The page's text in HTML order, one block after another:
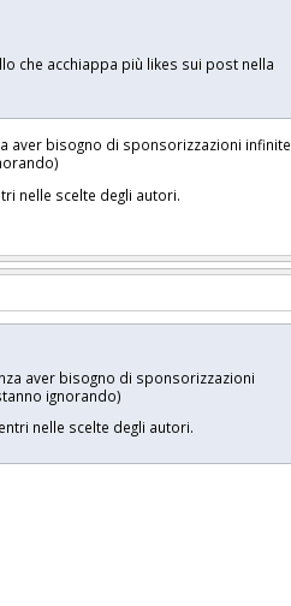
che acchiappa più likes sui post nella
aver bisogno di sponsorizzazioni infinite
nelle scelte degli autori.
aver bisogno di sponsorizzazioni
ignorando)
nelle scelte degli autori.